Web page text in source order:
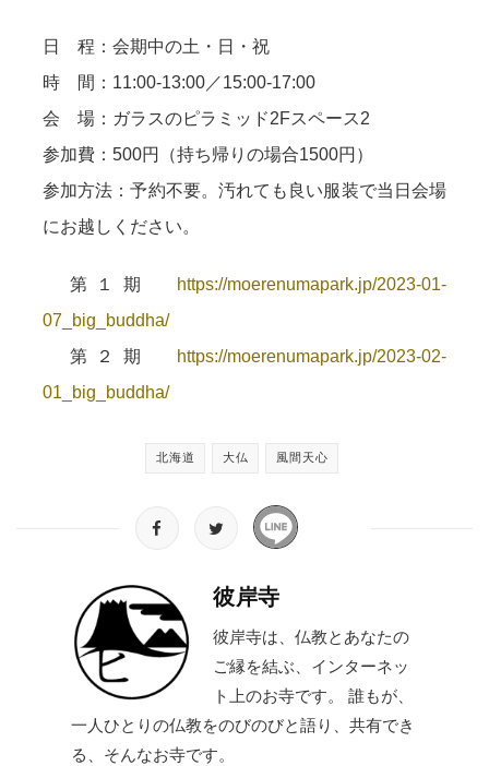
日 程：会期中の土・日・祝
時 間：11:00-13:00／15:00-17:00
会 場：ガラスのピラミッド2Fスペース2
参加費：500円（持ち帰りの場合1500円）
参加方法：予約不要。汚れても良い服装で当日会場
にお越しください。
第１期
https://moerenumapark.jp/2023-01-
07_big_buddha/
第２期
https://moerenumapark.jp/2023-02-
01_big_buddha/
北海道 大仏 風間天心
彼岸寺
彼岸寺は、仏教とあなたの
ご縁を結ぶ、インターネッ
ト上のお寺です。 誰もが、
一人ひとりの仏教をのびのびと語り、共有でき
る、そんなお寺です。